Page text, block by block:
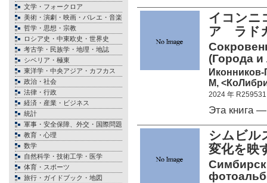
文学・フォークロア
美術・演劇・映画・バレエ・音楽
哲学・思想・宗教
ロシア史・中東欧史・世界史
考古学・民族学・地理・地誌
シベリア・極東
東洋学・中央アジア・カフカス
政治・社会
法律・行政
経済・産業・ビジネス
統計
軍事・安全保障、外交・国際問題
教育・心理
数学
自然科学・技術工学・医学
体育・スポーツ
旅行・ガイドブック・地図
イコンニ
ア ラド
(Города
Иконников-
М,
2024 年 R259531
Эта книга
シムビ
変化を映
Симбирск